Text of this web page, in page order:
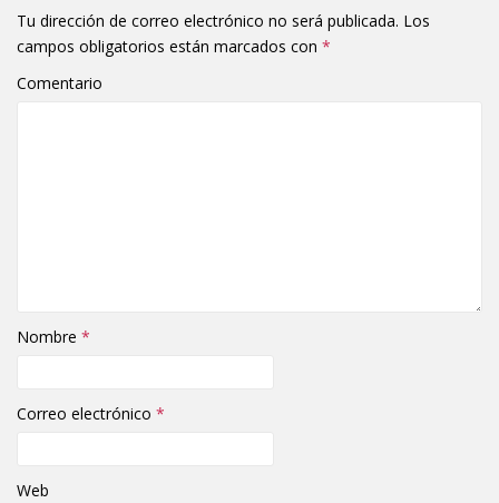
Tu dirección de correo electrónico no será publicada. Los
campos obligatorios están marcados con *
Comentario
Nombre *
Correo electrónico *
Web